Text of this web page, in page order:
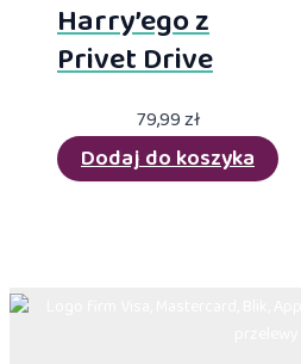
Harry’ego z
Privet Drive
79,99zł
Dodaj do koszyka